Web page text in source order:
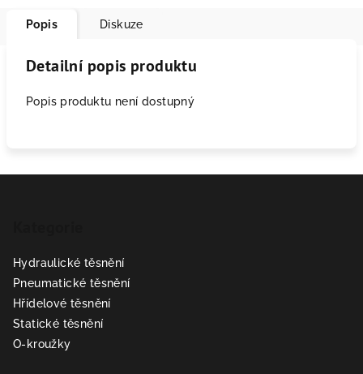
Popis Diskuze
Detailní popis produktu
Popis produktu není dostupný
Hydraulické těsnění
Pneumatické těsnění
Hřídelové těsnění
Statické těsnění
O-kroužky